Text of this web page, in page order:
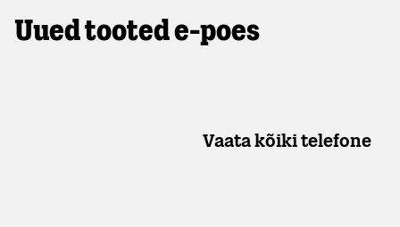
Uued tooted e-poes
Vaata kõiki telefone